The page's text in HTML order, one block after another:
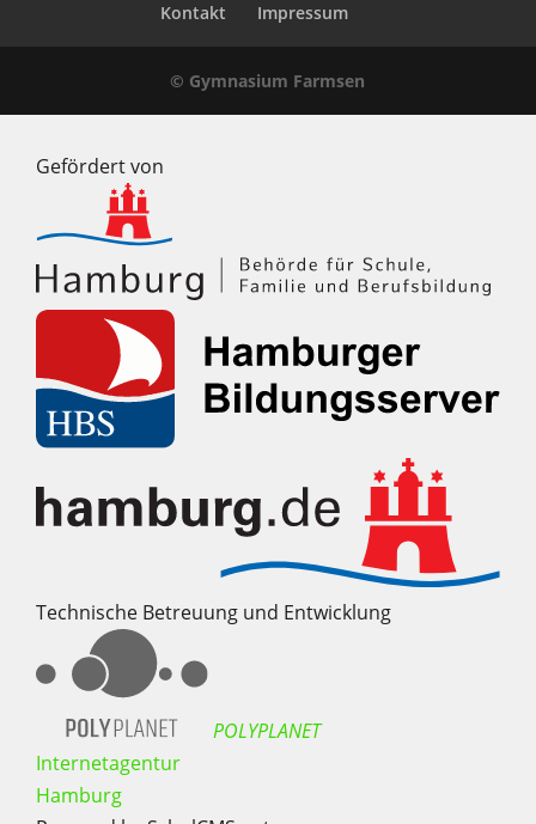
Kontakt Impressum
© Gymnasium Farmsen
Gefördert von
Technische Betreuung und Entwicklung
POLYPLANET
Internetagentur
Hamburg